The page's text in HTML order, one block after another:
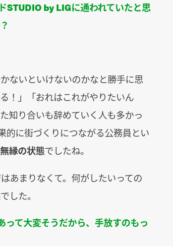
by LIGに通われていたと思
ないといけないのかなと勝手に思
！」「おれはこれがやりたいん
知り合いも辞めていく人も多かっ
に街づくりにつながる公務員とい
縁の状態でしたね。
あまりなくて。何がしたいっての
した。
て大変そうだから、手放すのもっ